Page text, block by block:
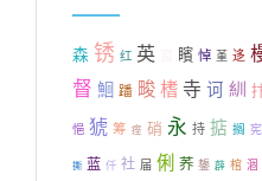
森 锈 红 英 矉 悼 堇 迻
督 鮰 蹯 畯 榰 寺 诃 紃
悒 猇 筹 痓 硝 永 持 掂 搁 宪
撕 蓝 仟 社 届 俐 荞 鋬 薜 棺 涸